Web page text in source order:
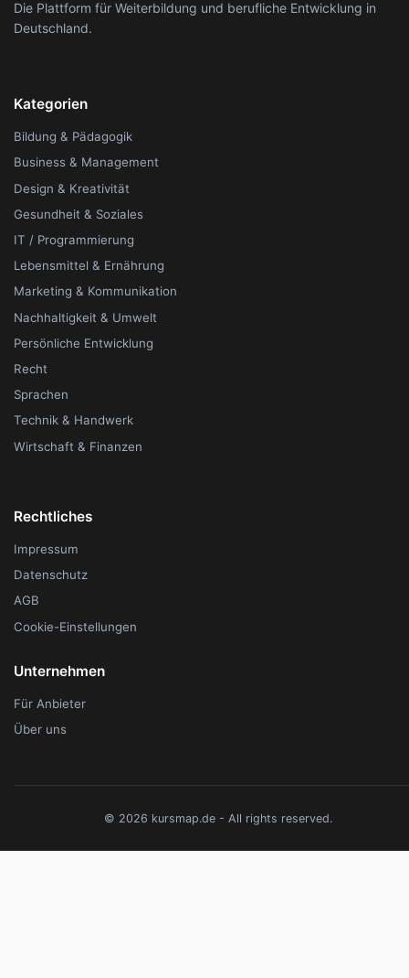
Die Plattform für Weiterbildung und berufliche Entwicklung in
Deutschland.
Kategorien
Bildung & Pädagogik
Business & Management
Design & Kreativität
Gesundheit & Soziales
IT / Programmierung
Lebensmittel & Ernährung
Marketing & Kommunikation
Nachhaltigkeit & Umwelt
Persönliche Entwicklung
Recht
Sprachen
Technik & Handwerk
Wirtschaft & Finanzen
Rechtliches
Impressum
Datenschutz
AGB
Cookie-Einstellungen
Unternehmen
Für Anbieter
Über uns
© 2026 kursmap.de - All rights reserved.